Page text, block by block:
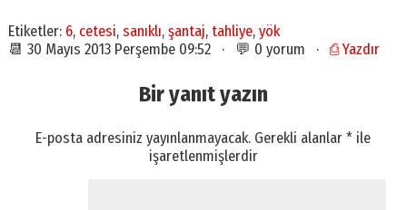
Etiketler: 6, cetesi, sanıklı, şantaj, tahliye, yök
📆 30 Mayıs 2013 Perşembe 09:52 · 💬 0 yorum · ⎙ Yazdır
Bir yanıt yazın
E-posta adresiniz yayınlanmayacak. Gerekli alanlar* ile
işaretlenmişlerdir